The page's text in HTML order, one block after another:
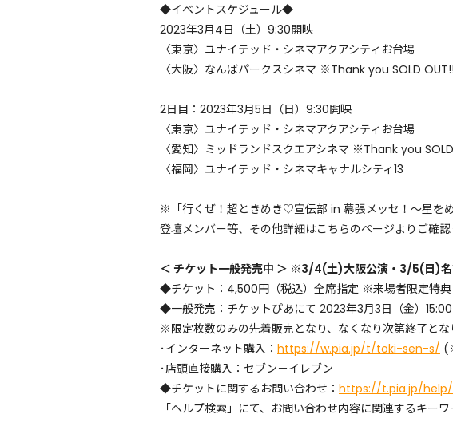
◆イベントスケジュール◆
2023年3月4日（土）9:30開映
〈東京〉ユナイテッド・シネマアクアシティお台場
〈大阪〉なんばパークスシネマ ※Thank you SOLD OUT!!
2日目：2023年3月5日（日）9:30開映
〈東京〉ユナイテッド・シネマアクアシティお台場
〈愛知〉ミッドランドスクエアシネマ ※Thank you
〈福岡〉ユナイテッド・シネマキャナルシティ13
※「行くぜ！超ときめき♡宣伝部 in 幕張メッセ！〜星を
登壇メンバー等、その他詳細はこちらのページよりご確
＜ チケット一般発売中 ＞ ※3/4(土)大阪公演・3/5(日)名
◆チケット：4,500円（税込）全席指定 ※来場者限定特
◆一般発売：チケットぴあにて 2023年3月3日（金）15:00
※限定枚数のみの先着販売となり、なくなり次第終了とな
･インターネット購入： https://w.pia.jp/t/toki-sen-s/
･店頭直接購入：セブン－イレブン
◆チケットに関するお問い合わせ： https://t.pia.jp/help/
「ヘルプ検索」にて、お問い合わせ内容に関連するキー